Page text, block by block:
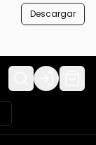
Descargar
Login